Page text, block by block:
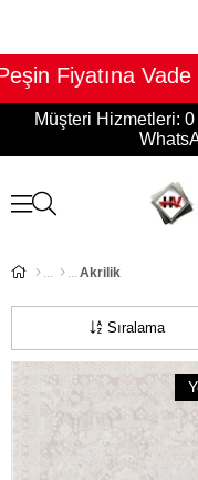
2
Müşteri Hizmetleri:
Akrilik
Sıralama